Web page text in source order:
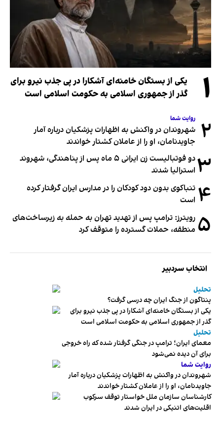
۱
یکی از بستگان خامنه‌ای آشکارا در پی جذب نیرو برای
گذر از جمهوری اسلامی به حکومت اسلامی است
۲ روایت شما
شهروندان در واکنش به اظهارات پزشکیان درباره آمار
جاویدنامان، او را از عاملان کشتار خواندند
۳
دو فوتبالیست زن ایرانی ۵ ماه پس از پناهندگی، شهروند
استرالیا شدند
۴ تنباکوی بدون دود کودکان را در مدارس ایران گرفتار کرده
است
۵ رویترز: ترامپ پس از تهدید تهران به حمله به زیرساخت‌های
منطقه، حملات گسترده را متوقف کرد
انتخاب سردبیر
تحلیل
پنتاگون از جنگ ایران چه درسی گرفت؟
یکی از بستگان خامنه‌ای آشکارا در پی جذب نیرو برای
گذر از جمهوری اسلامی به حکومت اسلامی است
تحلیل
معمای ایران؛ ترامپ در جنگی گرفتار شده که راه خروجی
برای آن دیده نمی‌شود
روایت شما
شهروندان در واکنش به اظهارات پزشکیان درباره آمار
جاویدنامان، او را از عاملان کشتار خواندند
کارشناسان سازمان ملل خواستار توقف سرکوب
اقلیت‌های اتنیکی در ایران شدند